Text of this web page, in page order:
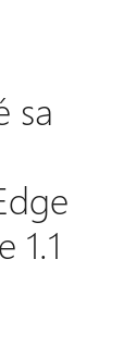
sa
1.1